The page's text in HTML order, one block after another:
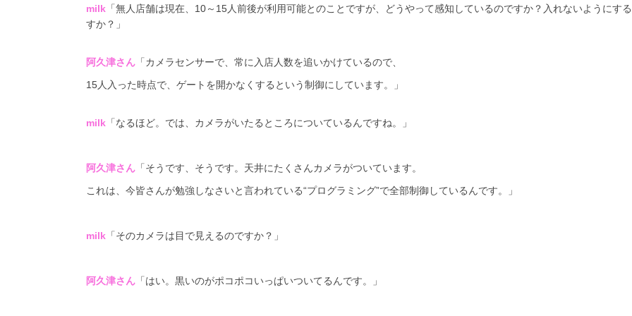
milk 「無人店舗は現在、 10～ 15人前後が利用可能とのことですが、どうやって感知しているのですか？入れないようにす
すか？」
阿久津さん 「カメラセンサーで、常に入店人数を追いかけているので、
15人入った時点で、ゲートを開かなくするという制御にしています。」
milk 「なるほど。では、カメラがいたるところについているんですね。」
阿久津さん 「そうです、そうです。天井にたくさんカメラがついています。
これは、今皆さんが勉強しなさいと言われている“プログラミング”で全部制御しているんです。」
milk 「そのカメラは目で見えるのですか？」
阿久津さん 「はい。黒いのがポコポコいっぱいついてるんです。」